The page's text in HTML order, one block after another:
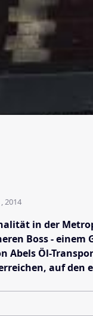
2014
in der
Boss -
Abels Öl-
auf